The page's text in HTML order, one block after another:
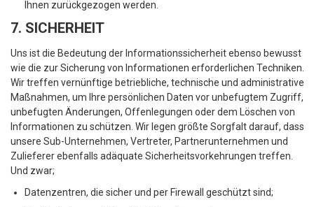
Ihnen zurückgezogen werden.
7. SICHERHEIT
Uns ist die Bedeutung der Informationssicherheit ebenso bewusst
wie die zur Sicherung von Informationen erforderlichen Techniken.
Wir treffen vernünftige betriebliche, technische und administrative
Maßnahmen, um Ihre persönlichen Daten vor unbefugtem Zugriff,
unbefugten Änderungen, Offenlegungen oder dem Löschen von
Informationen zu schützen. Wir legen größte Sorgfalt darauf, dass
unsere Sub-Unternehmen, Vertreter, Partnerunternehmen und
Zulieferer ebenfalls adäquate Sicherheitsvorkehrungen treffen.
Und zwar;
Datenzentren, die sicher und per Firewall geschützt sind;